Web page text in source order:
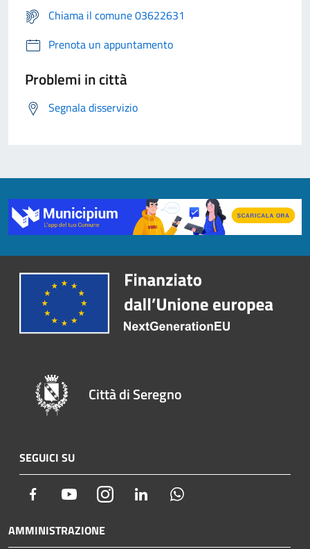
Chiama il comune 03622631
Prenota un appuntamento
Problemi in città
Segnala disservizio
Città di Seregno
SEGUICI SU
Facebook YoutubeInstagram LinkedIn
AMMINISTRAZIONE